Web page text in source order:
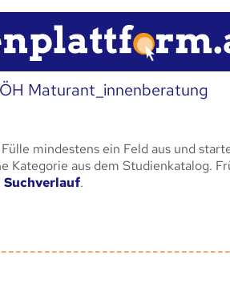
Maturant_innenberatung
mindestens ein Feld aus und
Kategorie aus dem Studienkatalog.
Suchverlauf.